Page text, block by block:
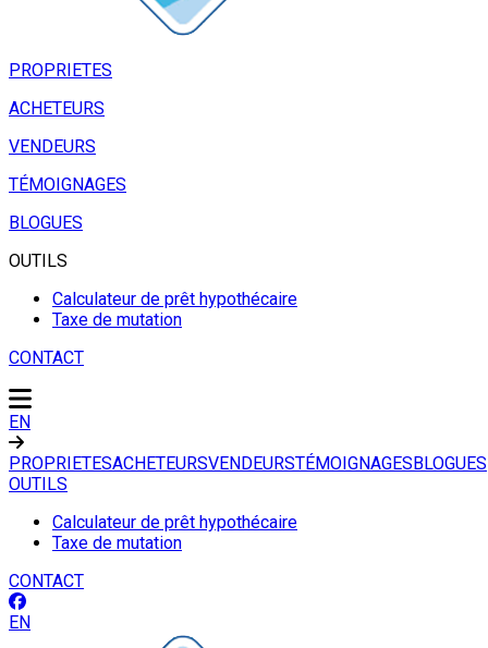
PROPRIETES
ACHETEURS
VENDEURS
TÉMOIGNAGES
BLOGUES
OUTILS
Calculateur de prêt hypothécaire
Taxe de mutation
CONTACT
EN
PROPRIETESACHETEURSVENDEURSTÉMOIGNAGESBLOGUES
OUTILS
Calculateur de prêt hypothécaire
Taxe de mutation
CONTACT
EN